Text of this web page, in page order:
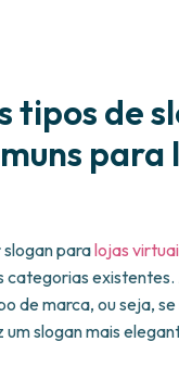
tipos de
para
paralojas
categorias
de marca, ou seja,
slogan mais